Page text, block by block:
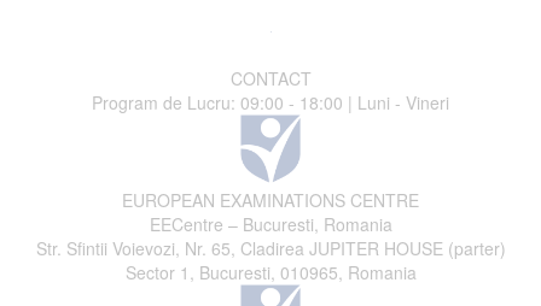
CONTACT
Program de Lucru: 09:00 - 18:00 | Luni - Vineri
EUROPEAN EXAMINATIONS CENTRE
EECentre – Bucuresti, Romania
Str. Sfintii Voievozi, Nr. 65, Cladirea JUPITER HOUSE (parter)
Sector 1, Bucuresti, 010965, Romania